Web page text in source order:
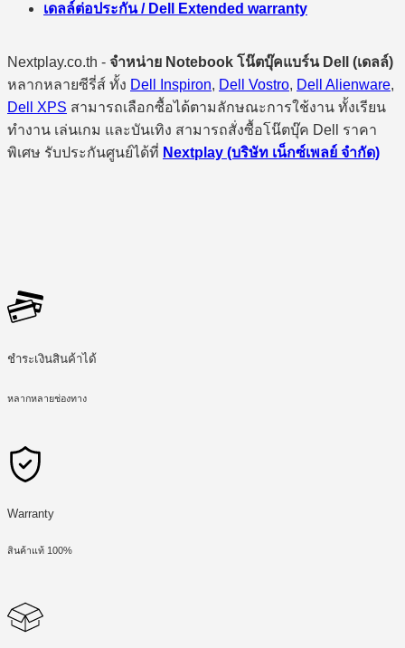
เดลล์ต่อประกัน / Dell Extended warranty
Nextplay.co.th - จำหน่าย Notebook โน๊ตบุ๊คแบร์น Dell (เดลล์)
หลากหลายซีรี่ส์ ทั้ง Dell Inspiron, Dell Vostro, Dell Alienware,
Dell XPS สามารถเลือกซื้อได้ตามลักษณะการใช้งาน ทั้งเรียน
ทำงาน เล่นเกม และบันเทิง สามารถสั่งซื้อโน๊ตบุ๊ค Dell ราคา
พิเศษ รับประกันศูนย์ได้ที่ Nextplay (บริษัท เน็กซ์เพลย์ จำกัด)
ชำระเงินสินค้าได้
หลากหลายช่องทาง
Warranty
สินค้าแท้ 100%